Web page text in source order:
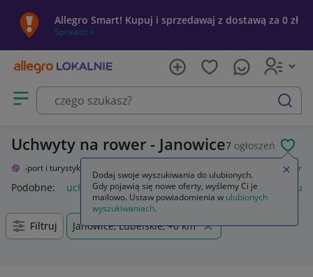
Allegro Smart! Kupuj i sprzedawaj z dostawą za 0 zł
Sprawdź »
Otwórz menu z kategoriami
szukaj
Uchwyty na rower - Janowice7 ogłoszeń
Sport i turystyka Uchwyty na rower
Podobne: uchwyt na rower uchwyty rowerowe wieszaki
Filtruj Janowice, Lubelskie, +0 km
Dodaj swoje wyszukiwania do ulubionych.
Gdy pojawią się nowe oferty, wyślemy Ci je
mailowo. Ustaw powiadomienia w ulubionych
wyszukiwaniach.